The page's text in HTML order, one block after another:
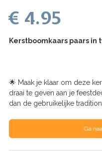
€ 4.95
Kerstboomkaars paars in
🌟 Maak je klaar om deze
draai te geven aan je
dan de gebruikelijke
Ga